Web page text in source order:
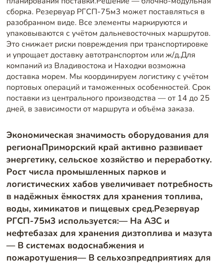
сборка. Резервуар РГСП-75м3 может поставляться в
разобранном виде. Все элементы маркируются и
упаковываются с учётом дальневосточных маршрутов.
Это снижает риски повреждения при транспортировке
и упрощает доставку автотранспортом или ж/д.Для
компаний из Владивостока и Находки возможна
доставка морем. Мы координируем логистику с учётом
портовых операций и таможенных особенностей. Срок
поставки из центрального производства — от 14 до 25
дней, в зависимости от маршрута и объёма заказа.
Экономическая значимость оборудования для
регионаПриморский край активно развивает
энергетику, сельское хозяйство и переработку.
Рост числа промышленных парков и
логистических хабов увеличивает потребность
в надёжных ёмкостях для хранения топлива,
воды, химикатов и пищевых сред.Резервуар
РГСП-75м3 используется:— На АЗС и
нефтебазах для хранения дизтоплива и мазута
— В системах водоснабжения и
пожаротушения— В сельхозпредприятиях для